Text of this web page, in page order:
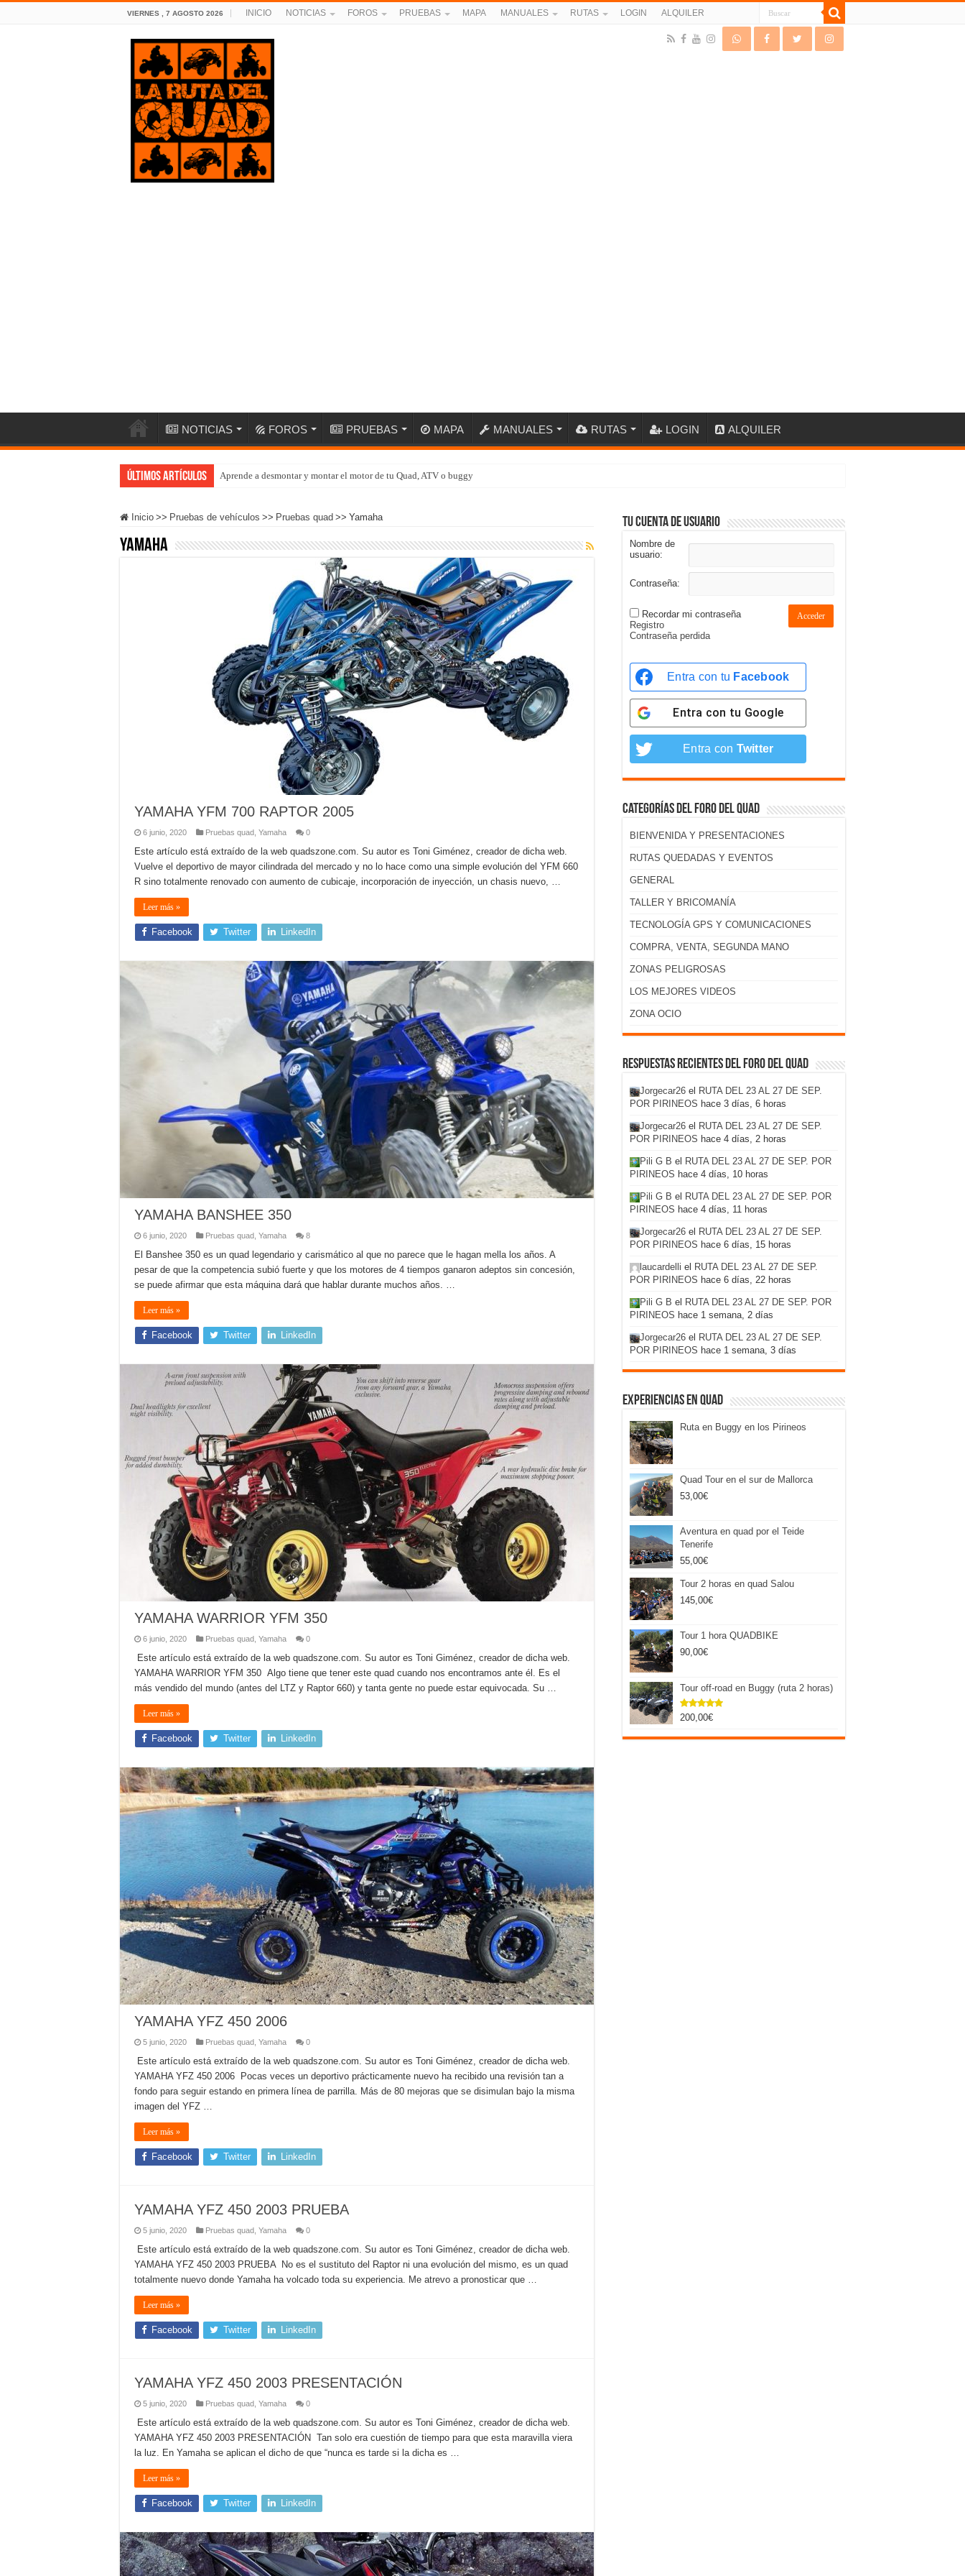
VIERNES , 7 AGOSTO 2026 INICIO NOTICIAS FOROS PRUEBAS MAPA MANUALES RUTAS LOGIN ALQUILER
NOTICIAS FOROS PRUEBAS MAPA MANUALES RUTAS LOGIN ALQUILER
Últimos artículos Aprende a desmontar y montar el motor de tu Quad, ATV o buggy
Inicio >> Pruebas de vehículos >> Pruebas quad >> Yamaha
Yamaha
YAMAHA YFM 700 RAPTOR 2005
6 junio, 2020 Pruebas quad Yamaha 0
Este artículo está extraído de la web quadszone.com. Su autor es Toni Giménez, creador de dicha web.
Vuelve el deportivo de mayor cilindrada del mercado y no lo hace como una simple evolución del YFM 660
R sino totalmente renovado con aumento de cubicaje, incorporación de inyección, un chasis nuevo, …
Leer más »
Facebook Twitter LinkedIn
YAMAHA BANSHEE 350
6 junio, 2020 Pruebas quad Yamaha 8
El Banshee 350 es un quad legendario y carismático al que no parece que le hagan mella los años. A
pesar de que la competencia subió fuerte y que los motores de 4 tiempos ganaron adeptos sin concesión,
se puede afirmar que esta máquina dará que hablar durante muchos años. …
Leer más »
Facebook Twitter LinkedIn
YAMAHA WARRIOR YFM 350
6 junio, 2020 Pruebas quad Yamaha 0
Este artículo está extraído de la web quadszone.com. Su autor es Toni Giménez, creador de dicha web.
YAMAHA WARRIOR YFM 350 Algo tiene que tener este quad cuando nos encontramos ante él. Es el
más vendido del mundo (antes del LTZ y Raptor 660) y tanta gente no puede estar equivocada. Su …
Leer más »
Facebook Twitter LinkedIn
YAMAHA YFZ 450 2006
5 junio, 2020 Pruebas quad Yamaha 0
Este artículo está extraído de la web quadszone.com. Su autor es Toni Giménez, creador de dicha web.
YAMAHA YFZ 450 2006 Pocas veces un deportivo prácticamente nuevo ha recibido una revisión tan a
fondo para seguir estando en primera línea de parrilla. Más de 80 mejoras que se disimulan bajo la misma
imagen del YFZ …
Leer más »
Facebook Twitter LinkedIn
YAMAHA YFZ 450 2003 PRUEBA
5 junio, 2020 Pruebas quad Yamaha 0
Este artículo está extraído de la web quadszone.com. Su autor es Toni Giménez, creador de dicha web.
YAMAHA YFZ 450 2003 PRUEBA No es el sustituto del Raptor ni una evolución del mismo, es un quad
totalmente nuevo donde Yamaha ha volcado toda su experiencia. Me atrevo a pronosticar que …
Leer más »
Facebook Twitter LinkedIn
YAMAHA YFZ 450 2003 PRESENTACIÓN
5 junio, 2020 Pruebas quad Yamaha 0
Este artículo está extraído de la web quadszone.com. Su autor es Toni Giménez, creador de dicha web.
YAMAHA YFZ 450 2003 PRESENTACIÓN Tan solo era cuestión de tiempo para que esta maravilla viera
la luz. En Yamaha se aplican el dicho de que “nunca es tarde si la dicha es …
Leer más »
Facebook Twitter LinkedIn
Tu cuenta de usuario
Nombre de
usuario:
Contraseña:
Recordar mi contraseña Acceder
Registro
Contraseña perdida
Entra con tu Facebook
Entra con tu Google
Entra con Twitter
Categorías del foro del Quad
BIENVENIDA Y PRESENTACIONES
RUTAS QUEDADAS Y EVENTOS
GENERAL
TALLER Y BRICOMANÍA
TECNOLOGÍA GPS Y COMUNICACIONES
COMPRA, VENTA, SEGUNDA MANO
ZONAS PELIGROSAS
LOS MEJORES VIDEOS
ZONA OCIO
Respuestas recientes del foro del Quad
Jorgecar26 el RUTA DEL 23 AL 27 DE SEP.
POR PIRINEOS hace 3 días, 6 horas
Jorgecar26 el RUTA DEL 23 AL 27 DE SEP.
POR PIRINEOS hace 4 días, 2 horas
Pili G B el RUTA DEL 23 AL 27 DE SEP. POR
PIRINEOS hace 4 días, 10 horas
Pili G B el RUTA DEL 23 AL 27 DE SEP. POR
PIRINEOS hace 4 días, 11 horas
Jorgecar26 el RUTA DEL 23 AL 27 DE SEP.
POR PIRINEOS hace 6 días, 15 horas
laucardelli el RUTA DEL 23 AL 27 DE SEP.
POR PIRINEOS hace 6 días, 22 horas
Pili G B el RUTA DEL 23 AL 27 DE SEP. POR
PIRINEOS hace 1 semana, 2 días
Jorgecar26 el RUTA DEL 23 AL 27 DE SEP.
POR PIRINEOS hace 1 semana, 3 días
Experiencias en Quad
Ruta en Buggy en los Pirineos
Quad Tour en el sur de Mallorca
53,00€
Aventura en quad por el Teide
Tenerife
55,00€
Tour 2 horas en quad Salou
145,00€
Tour 1 hora QUADBIKE
90,00€
Tour off-road en Buggy (ruta 2 horas)
Valorado
de 5
200,00€